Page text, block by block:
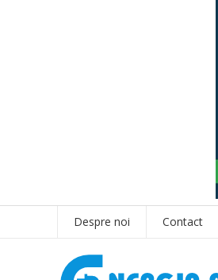
Despre noi Contact